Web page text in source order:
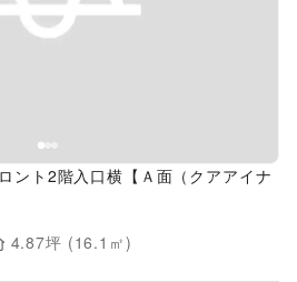
ント2階入口横【Ａ面（クアアイナ
4.87坪 (16.1 ㎡)